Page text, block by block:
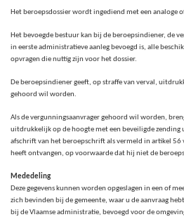
Het beroepsdossier wordt ingediend met een analoge
Het bevoegde bestuur kan bij de beroepsindiener, de
in eerste administratieve aanleg bevoegd is, alle
opvragen die nuttig zijn voor het dossier.
De beroepsindiener geeft, op straffe van verval,
gehoord wil worden.
Als de vergunningsaanvrager gehoord wil worden,
uitdrukkelijk op de hoogte met een beveiligde
afschrift van het beroepschrift als vermeld in artikel 56
heeft ontvangen, op voorwaarde dat hij niet de
Mededeling
Deze gegevens kunnen worden opgeslagen in een of
zich bevinden bij de gemeente, waar u de aanvraag
bij de Vlaamse administratie, bevoegd voor de